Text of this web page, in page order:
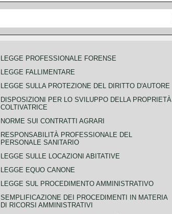
LEGGE PROFESSIONALE FORENSE
LEGGE FALLIMENTARE
LEGGE SULLA PROTEZIONE DEL DIRITTO D'AUTORE
DISPOSIZIONI PER LO SVILUPPO DELLA PROPRIETÀ
COLTIVATRICE
NORME SUI CONTRATTI AGRARI
RESPONSABILITÀ PROFESSIONALE DEL
PERSONALE SANITARIO
LEGGE SULLE LOCAZIONI ABITATIVE
LEGGE EQUO CANONE
LEGGE SUL PROCEDIMENTO AMMINISTRATIVO
SEMPLIFICAZIONE DEI PROCEDIMENTI IN MATERIA
DI RICORSI AMMINISTRATIVI